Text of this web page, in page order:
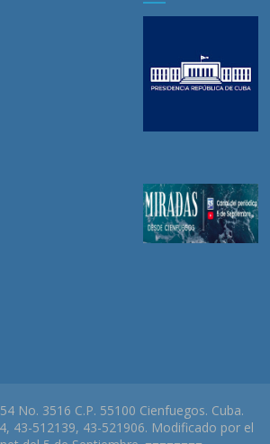
No. 3516 C.P. 55100 Cienfuegos. Cuba.
43-512139, 43-521906. Modificado por el